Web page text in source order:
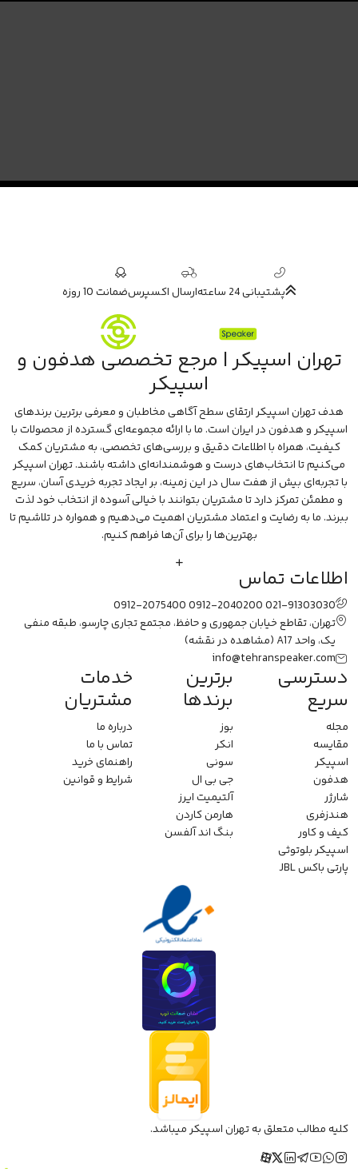
پشتیبانی 24 ساعته ارسال اکسپرسضمانت 10 روزه
تهران اسپیکر | مرجع تخصصی هدفون و
اسپیکر
هدف تهران اسپیکر ارتقای سطح آگاهی مخاطبان و معرفی برترین برندهای
اسپیکر و هدفون در ایران است. ما با ارائه مجموعه‌ای گسترده از محصولات با
کیفیت، همراه با اطلاعات دقیق و بررسی‌های تخصصی، به مشتریان کمک
می‌کنیم تا انتخاب‌های درست و هوشمندانه‌ای داشته باشند. تهران اسپیکر
با تجربه‌ای بیش از هفت سال در این زمینه، بر ایجاد تجربه خریدی آسان، سریع
و مطمئن تمرکز دارد تا مشتریان بتوانند با خیالی آسوده از انتخاب خود لذت
ببرند. ما به رضایت و اعتماد مشتریان اهمیت می‌دهیم و همواره در تلاشیم تا
بهترین‌ها را برای آن‌ها فراهم کنیم.
اطلاعات تماس
021-91303030
0912-2040200
0912-2075400
تهران، تقاطع خیابان جمهوری و حافظ، مجتمع تجاری چارسو، طبقه منفی
یک، واحد A17
(مشاهده در نقشه)
info@tehranspeaker.com
دسترسی
سریع
مجله
مقایسه
اسپیکر
هدفون
شارژر
هندزفری
کیف و کاور
اسپیکر بلوتوثی
پارتی باکس JBL
برترین
برندها
بوز
انکر
سونی
جی بی ال
آلتیمیت ایرز
هارمن کاردن
بنگ اند آلفسن
خدمات
مشتریان
درباره ما
تماس با ما
راهنمای خرید
شرایط و قوانین
کلیه مطالب متعلق به تهران اسپیکر میباشد.